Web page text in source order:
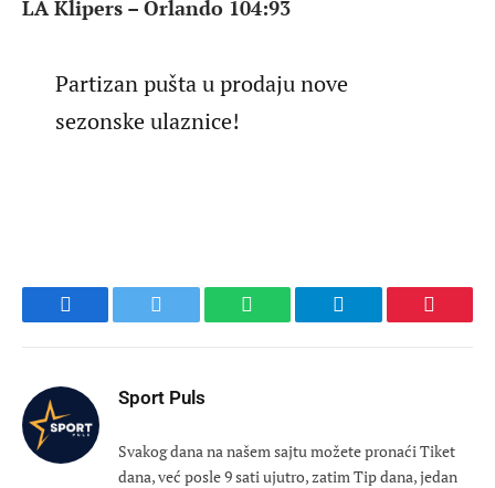
LA Klipers – Orlando 104:93
Partizan pušta u prodaju nove
sezonske ulaznice!
Facebook Twitter WhatsApp Telegram
Sport Puls
Svakog dana na našem sajtu možete pronaći Tiket
dana, već posle 9 sati ujutro, zatim Tip dana, jedan